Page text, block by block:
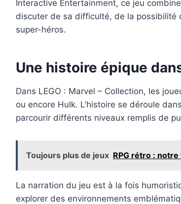
Interactive Entertainment, ce jeu
discuter de sa difficulté, de la possibilité
super-héros.
Une histoire épique
Dans LEGO : Marvel – Collection, les
ou encore Hulk. L’histoire se déroule
parcourir différents niveaux remplis de
Toujours plus de jeux RPG rétro : notre
La narration du jeu est à la fois
explorer des environnements